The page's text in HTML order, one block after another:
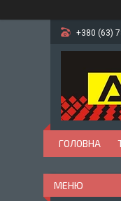
+380 (63)
ГОЛОВНА